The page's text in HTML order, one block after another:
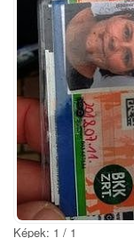
Képek: 1 / 1